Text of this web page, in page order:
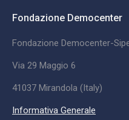
Fondazione Democenter
Fondazione Democenter-
Via 29 Maggio 6
41037 Mirandola (Italy)
Informativa Generale